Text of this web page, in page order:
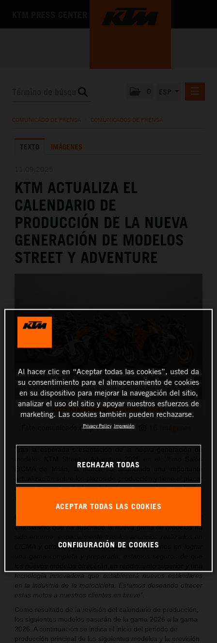
LA EMPRESA
COMUNICADO DE PRENSA COMUNICADOS DE PRENSA
TEXTO IMÁGENES
KTM ACTUALIZA EL
CALENDARIO DE
PRODUCCIÓN DE LA NUEVA
GENERACIÓN DE MODELOS
STREET Y ADVENTURE
2025 KTM Street and Adventure models
Este comunicado de prensa tiene:
EICMA de Milán, la marca ha anunciado una importante
de confirmar las fechas definitivas de producción de los
entusiasmo que ha suscitado la nueva gama de modelos ha
EICMA y otros eventos nacionales. Centrándonos en lograr
tecnología innovadora que establecerá nuevos estándares
en la industria de la motocicleta. Estamos deseando ofrecer
estas motos a nuestros clientes en breve”.
Como resultado de la revisión del calendario de producción,
los siguientes modelos pasarán de la gama 2025 a la gama
2026. A continuación se indica el inicio del periodo de
producción principal de los siguientes modelos y la previsión
Al hacer clic en “Aceptar todas las cookies”, usted da
su consentimiento para el almacenamiento de cookies
en su dispositivo para mejorar la navegación del sitio,
analizar el uso del sitio y apoyar nuestros esfuerzos de
marketing. Las cookies también pueden rechazarse.
Privacy Policy Impresión
RECHAZAR TODAS
ACEPTAR TODAS LAS COOKIES
CONFIGURACIÓN DE COOKIES